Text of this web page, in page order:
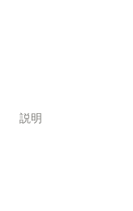
説明